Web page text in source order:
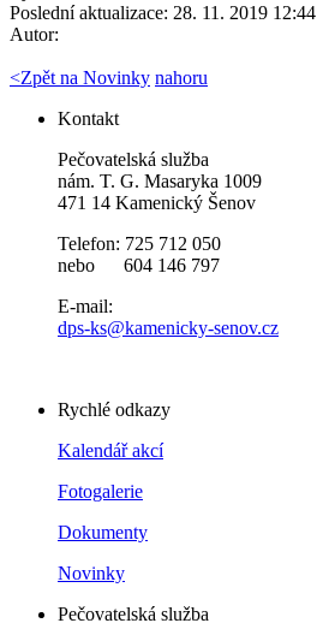
Poslední aktualizace: 28. 11. 2019 12:44
Autor:
<Zpět na Novinky nahoru
Kontakt
Pečovatelská služba
nám. T. G. Masaryka 1009
471 14 Kamenický Šenov
Telefon: 725 712 050
nebo 604 146 797
E-mail:
dps-ks@kamenicky-senov.cz
Rychlé odkazy
Kalendář akcí
Fotogalerie
Dokumenty
Novinky
Pečovatelská služba